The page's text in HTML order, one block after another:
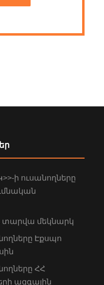
ի ուսանողները
տարվա մեկնարկ
Էքսպո
ՀՀ
ազգային